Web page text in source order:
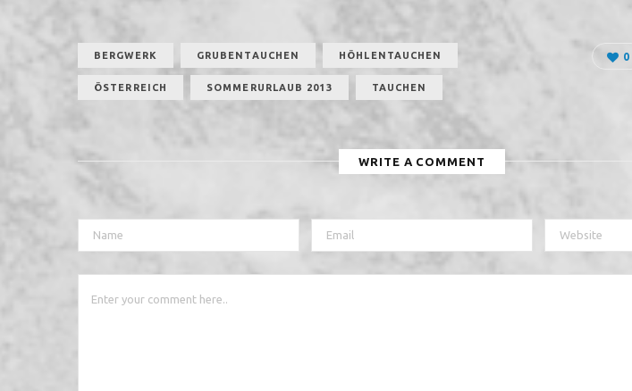
BERGWERK GRUBENTAUCHEN HÖHLENTAUCHEN
ÖSTERREICH SOMMERURLAUB 2013 TAUCHEN
0
WRITE A COMMENT